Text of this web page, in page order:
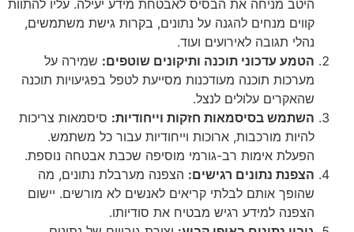
היטב מניחה את הבסיס לאבטחת מידע יעילה. עליו להתוות
קווים מנחים להגנה על נתונים, בקרות גישת משתמשים,
נהלי תגובה לאירועים ועוד.
הטמע עדכוני תוכנה ותיקונים שוטפים: שמירה על
מערכות תוכנה מעודכנות מסייעת לטפל בפגיעויות תוכנה
שהאקרים עלולים לנצל.
השתמש בסיסמאות חזקות וייחודיות: סיסמאות צריכות
להיות מורכבות, ארוכות וייחודיות עבור כל משתמש.
הפעלת אימות רב-גורמי מוסיפה שכבת אבטחה נוספת.
הצפנת נתונים רגישים: הצפנה מערבלת נתונים, מה
שהופך אותם לבלתי קריאים לאנשים לא מורשים. יישום
הצפנה למידע רגיש מבטיח את סודיותו.